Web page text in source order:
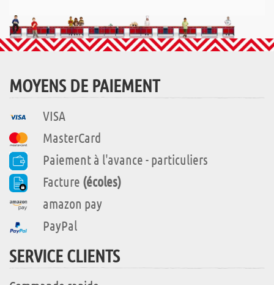
MOYENS DE PAIEMENT
VISA
MasterCard
Paiement à l'avance - particuliers
Facture (écoles)
amazon pay
PayPal
SERVICE CLIENTS